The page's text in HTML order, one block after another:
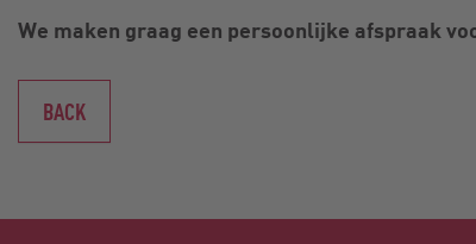
We maken graag een persoonlijke afspraak
BACK